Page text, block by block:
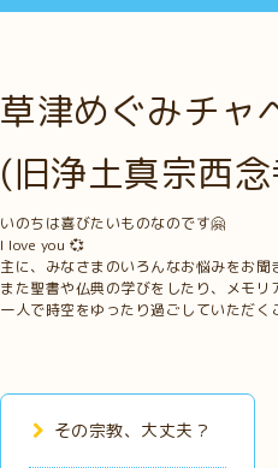
草津めぐみチャ
(旧浄土真宗西
いのちは喜びたいものなのです🤗
I love you 💞
主に、みなさまのいろんなお悩みをお聞
また聖書や仏典の学びをしたり、メモ
一人で時空をゆったり過ごしていただく
その宗教、大丈夫？